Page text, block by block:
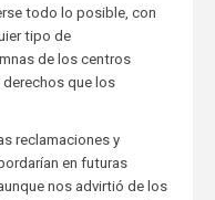
todo lo posible, con
tipo de
de los centros
que los
reclamaciones y
en futuras
nos advirtió de los